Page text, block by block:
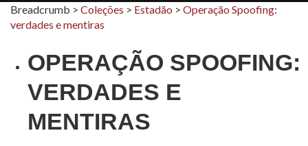
Breadcrumb > Coleções > Estadão > Operação Spoofing:
verdades e mentiras
OPERAÇÃO SPOOFING:
VERDADES E
MENTIRAS